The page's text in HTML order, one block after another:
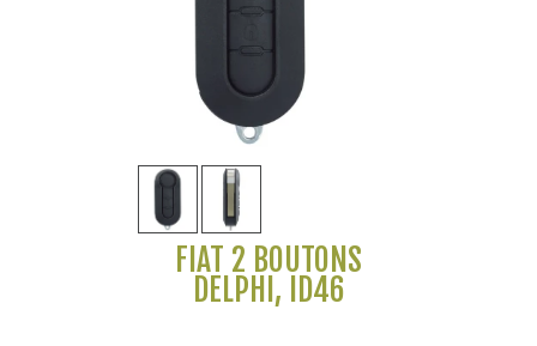
FIAT 2 BOUTONS
DELPHI, ID46